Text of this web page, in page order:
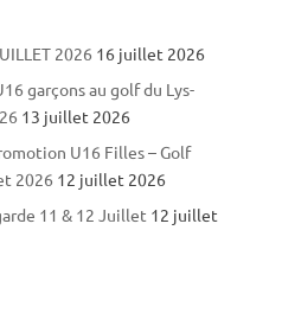
2026 16 juillet 2026
garçons au golf du Lys-
13 juillet 2026
U16 Filles – Golf
2026 12 juillet 2026
11 & 12 Juillet 12 juillet